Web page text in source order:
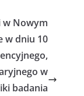
Nowym
w dniu 10
w
badania